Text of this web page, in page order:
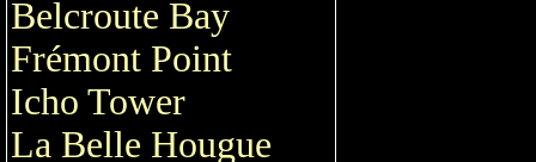
Belcroute Bay
Frémont Point
Icho Tower
La Belle Hougue